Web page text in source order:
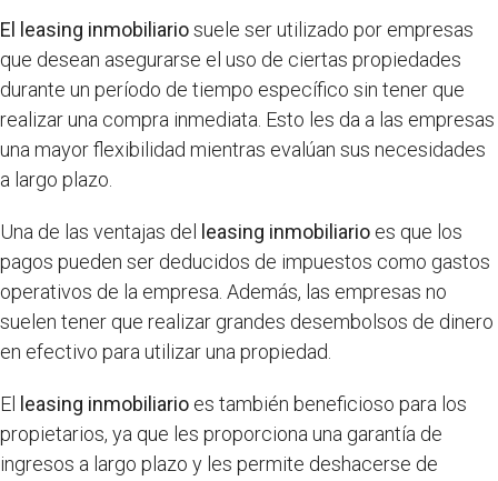
El leasing inmobiliariosuele ser utilizado por empresas
que desean asegurarse el uso de ciertas propiedades
durante un período de tiempo específico sin tener que
realizar una compra inmediata. Esto les da a las empresas
una mayor flexibilidad mientras evalúan sus necesidades
a largo plazo.
Una de las ventajas del leasing inmobiliario es que los
pagos pueden ser deducidos de impuestos como gastos
operativos de la empresa. Además, las empresas no
suelen tener que realizar grandes desembolsos de dinero
en efectivo para utilizar una propiedad.
El leasing inmobiliario es también beneficioso para los
propietarios, ya que les proporciona una garantía de
ingresos a largo plazo y les permite deshacerse de